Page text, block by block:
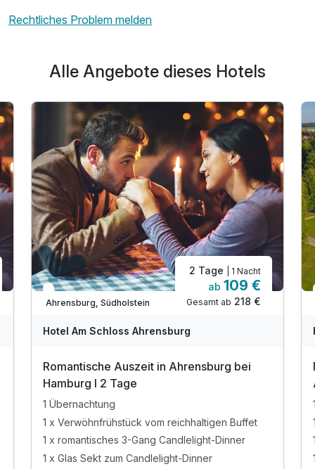
Rechtliches Problem melden
Alle Angebote dieses Hotels
In 1 Woche wieder frei
Ahrensburg, Südholstein
2 Tage | 1 Nacht
ab 109 €
Gesamt ab 218 €
Hotel Am Schloss Ahrensburg
Romantische Auszeit in Ahrensburg bei
Hamburg I 2 Tage
1 Übernachtung
1 x Verwöhnfrühstück vom reichhaltigen Buffet
1 x romantisches 3-Gang Candlelight-Dinner
1 x Glas Sekt zum Candlelight-Dinner